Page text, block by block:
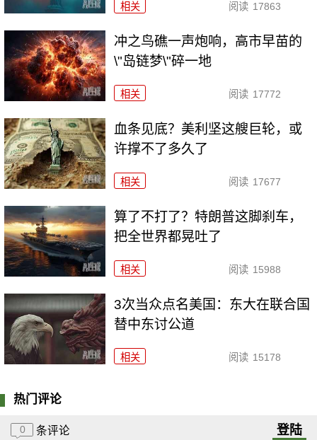
相关 阅读 17863
冲之鸟礁一声炮响，高市早苗的
\"岛链梦\"碎一地
相关 阅读 17772
血条见底？美利坚这艘巨轮，或
许撑不了多久了
相关 阅读 17677
算了不打了？特朗普这脚刹车，
把全世界都晃吐了
相关 阅读 15988
3次当众点名美国：东大在联合国
替中东讨公道
相关 阅读 15178
热门评论
0 条评论 登陆